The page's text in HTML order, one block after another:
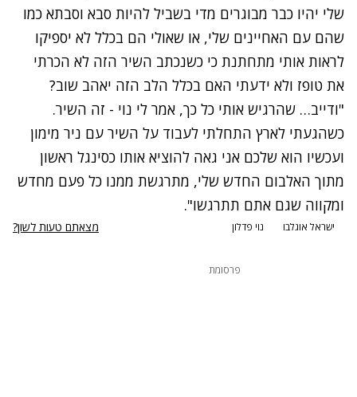
שלי יהיו כבר מבוגרים מדי בשביל להיות סבא וסבתא כמו
שהם עם האחיינים שלי, או שאולי הם בכלל לא יספיקו
לראות אותי מתחתנת כי כשנכתב השיר הזה לא הכרתי
את טופז ולא ידעתי האם בכלל הלב הזה יאהב שוב?
"ודייב… שהרגיש אותי כל כך, אמר לי נוי - זה השיר.
כשהגעתי לארץ התחלתי לעבוד על השיר עם ניר מימון
ועכשיו הוא שלכם אני גאה להוציא אותו כסינגל ראשון
מתוך האלבום החדש שלי, מתרגשת ממנו כל פעם מחדש
ומקווה שגם אתם תתרגשו".
ישראל אוגלבו נוי פדלון מצאתם טעות לשון?
פרסומת